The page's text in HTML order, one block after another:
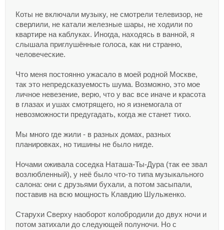
Коты не включали музыку, не смотрели телевизор, не
сверлили, не катали железные шары, не ходили по
квартире на каблуках. Иногда, находясь в ванной, я
слышала приглушённые голоса, как ни странно,
человеческие.
Что меня постоянно ужасало в моей родной Москве,
так это непредсказуемость шума. Возможно, это мое
личное невезение, верю, что у вас все иначе и красота
в глазах и ушах смотрящего, но я изнемогала от
невозможности предугадать, когда же станет тихо.
Мы много где жили - в разных домах, разных
планировках, но тишины не было нигде.
Ночами оживала соседка Наташа-Ты-Дура (так ее звал
возлюбленный), у неё было что-то типа музыкального
салона: они с друзьями бухали, а потом засыпали,
поставив на всю мощность Клавдию Шульженко.
Старухи Сверху наоборот колобродили до двух ночи и
потом затихали до следующей полуночи. Но с